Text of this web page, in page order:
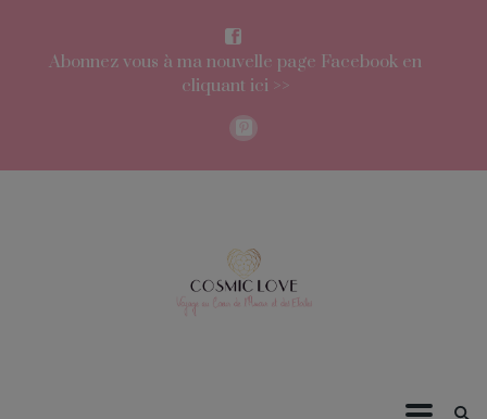
Abonnez vous à ma nouvelle page Facebook en
cliquant ici >>